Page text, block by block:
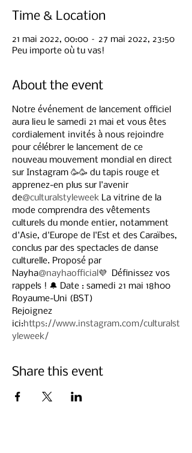
Time & Location
21 mai 2022, 00:00 – 27 mai 2022, 23:50
Peu importe où tu vas!
About the event
Notre événement de lancement officiel
aura lieu le samedi 21 mai et vous êtes
cordialement invités à nous rejoindre
pour célébrer le lancement de ce
nouveau mouvement mondial en direct
sur Instagram 🥳🥳 du tapis rouge et
apprenez-en plus sur l'avenir
de@culturalstyleweek La vitrine de la
mode comprendra des vêtements
culturels du monde entier, notamment
d'Asie, d'Europe de l'Est et des Caraïbes,
conclus par des spectacles de danse
culturelle. Proposé par
Nayha@nayhaofficial 💜  Définissez vos
rappels ! 🔔 Date : samedi 21 mai 18h00
Royaume-Uni (BST)
Rejoignez
ici:https://www.instagram.com/culturalst
yleweek/
Share this event